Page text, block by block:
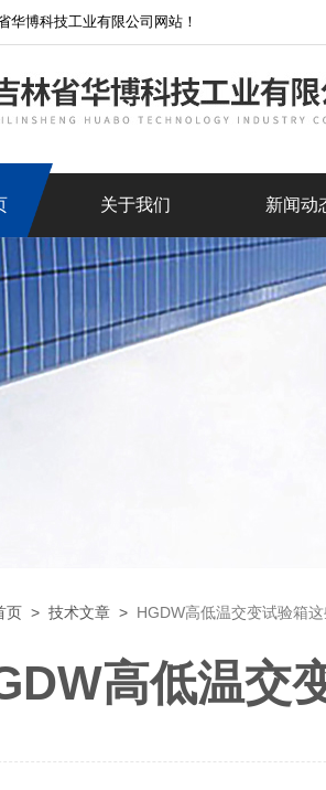
华博科技工业有限公司网站！
关于我们 新闻动
页 > 技术文章 > HGDW高低温交变试验箱
高低温交